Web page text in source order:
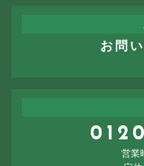
お問
営業